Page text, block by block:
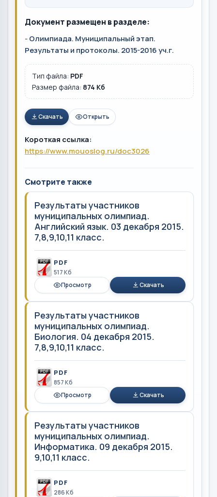
Документ размещен в разделе:
-Олимпиада. Муниципальный этап.
Результаты и протоколы. 2015-2016 уч.г.
Тип файла: PDF
Размер файла: 874 Кб
Скачать Открыть
Короткая ссылка:
https://www.mouoslog.ru/doc3026
Смотрите также
Результаты участников
муниципальных олимпиад.
Английский язык. 03 декабря 2015.
7,8,9,10,11 класс.
PDF
517 Кб
Просмотр
Скачать
Результаты участников
муниципальных олимпиад.
Биология. 04 декабря 2015.
7,8,9,10,11 класс.
PDF
857 Кб
Просмотр
Скачать
Результаты участников
муниципальных олимпиад.
Информатика. 09 декабря 2015.
9,10,11 класс.
PDF
286 Кб